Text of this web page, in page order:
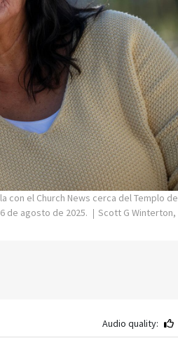
con el Church News cerca del Templo de
de agosto de 2025.
Scott G Winterton,
Audio quality: